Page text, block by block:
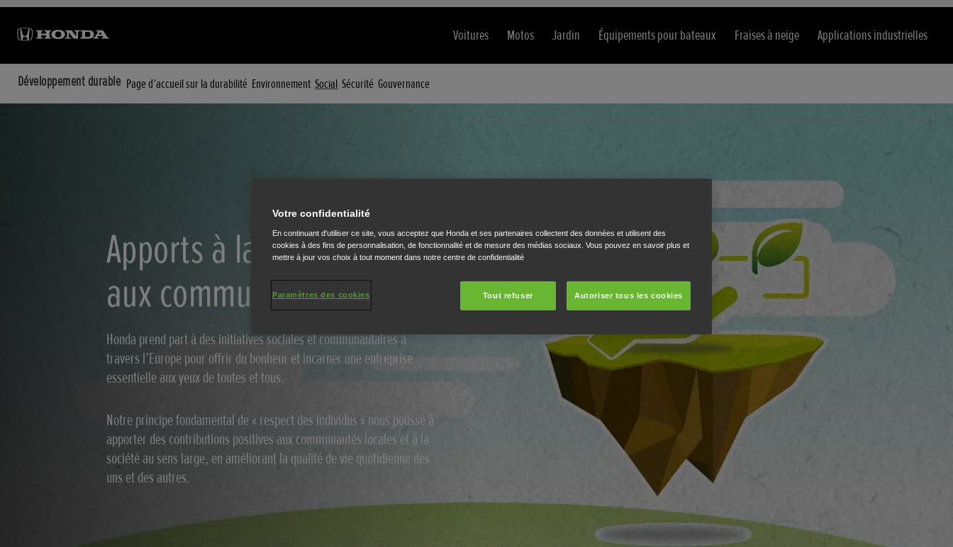
Voitures Motos Jardin Équipements pour bateaux Fraises à neige Applications industrielles
Développement durable Page d’accueil sur la durabilité Environnement Social Sécurité Gouvernance
Apports à la société et
aux communautés
Honda prend part à des initiatives sociales et communautaires à
travers l’Europe pour offrir du bonheur et incarner une entreprise
essentielle aux yeux de toutes et tous.
Notre principe fondamental de « respect des individus » nous pousse à
apporter des contributions positives aux communautés locales et à la
société au sens large, en améliorant la qualité de vie quotidienne des
uns et des autres.
Votre confidentialité
En continuant d'utiliser ce site, vous acceptez que Honda et ses partenaires collectent des données et utilisent des
cookies à des fins de personnalisation, de fonctionnalité et de mesure des médias sociaux. Vous pouvez en savoir plus et
mettre à jour vos choix à tout moment dans notre centre de confidentialité
Tout refuser Autoriser tous les cookies
Paramètres des cookies